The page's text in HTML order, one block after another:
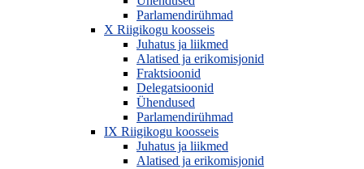
Parlamendirühmad
X Riigikogu koosseis
Juhatus ja liikmed
Alatised ja erikomisjonid
Fraktsioonid
Delegatsioonid
Ühendused
Parlamendirühmad
IX Riigikogu koosseis
Juhatus ja liikmed
Alatised ja erikomisjonid